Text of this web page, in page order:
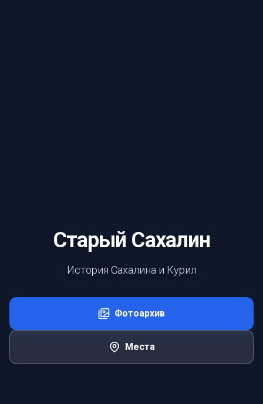
Старый Сахалин
История Сахалина и Курил
Фотоархив
Места